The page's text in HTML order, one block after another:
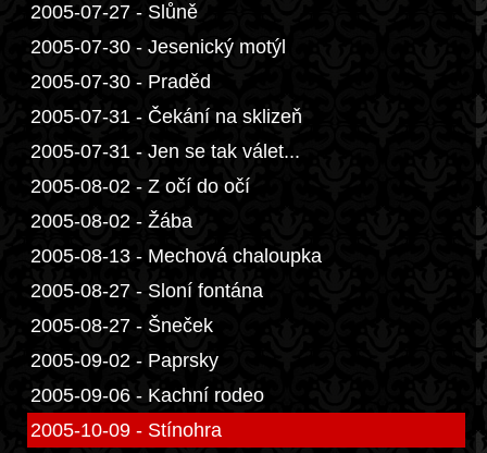
2005-07-27 - Slůně
2005-07-30 - Jesenický motýl
2005-07-30 - Praděd
2005-07-31 - Čekání na sklizeň
2005-07-31 - Jen se tak válet...
2005-08-02 - Z očí do očí
2005-08-02 - Žába
2005-08-13 - Mechová chaloupka
2005-08-27 - Sloní fontána
2005-08-27 - Šneček
2005-09-02 - Paprsky
2005-09-06 - Kachní rodeo
2005-10-09 - Stínohra